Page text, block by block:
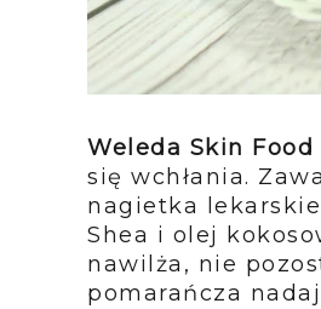
Weleda Skin Food
się wchłania.
nagietka
Shea i olej
nawilża, nie
pomarańcza